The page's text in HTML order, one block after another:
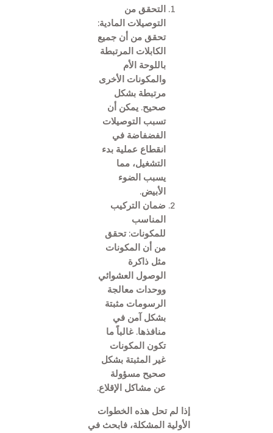
التحقق من
التوصيلات المادية:
تحقق من أن جميع
الكابلات المرتبطة
باللوحة الأم
والمكونات الأخرى
مرتبطة بشكل
صحيح. يمكن أن
تسبب التوصيلات
الفضفاضة في
انقطاع عملية بدء
التشغيل، مما
يسبب الضوء
الأبيض.
ضمان التركيب
المناسب
للمكونات: تحقق
من أن المكونات
مثل ذاكرة
الوصول العشوائي
ووحدات معالجة
الرسومات مثبتة
بشكل آمن في
منافذها. غالباً ما
تكون المكونات
غير المثبتة بشكل
صحيح مسؤولة
عن مشاكل الإقلاع.
إذا لم تحل هذه الخطوات
الأولية المشكلة، فابحث في